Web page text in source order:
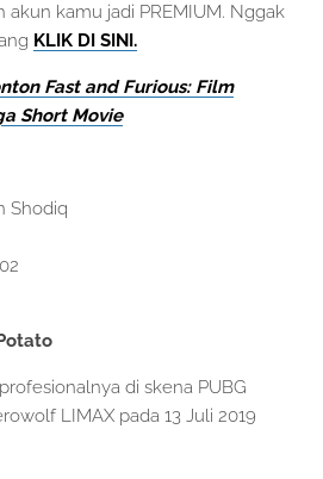
akun kamu jadi PREMIUM. Nggak
KLIK DI SINI.
Fast and Furious: Film
Short Movie
Shodiq
di skena PUBG
LIMAX pada 13 Juli 2019